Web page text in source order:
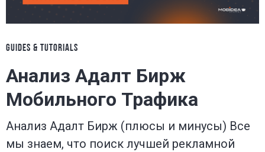
GUIDES & TUTORIALS
Анализ Адалт Бирж
Мобильного Трафика
Анализ Адалт Бирж (плюсы и минусы) Все
мы знаем, что поиск лучшей рекламной